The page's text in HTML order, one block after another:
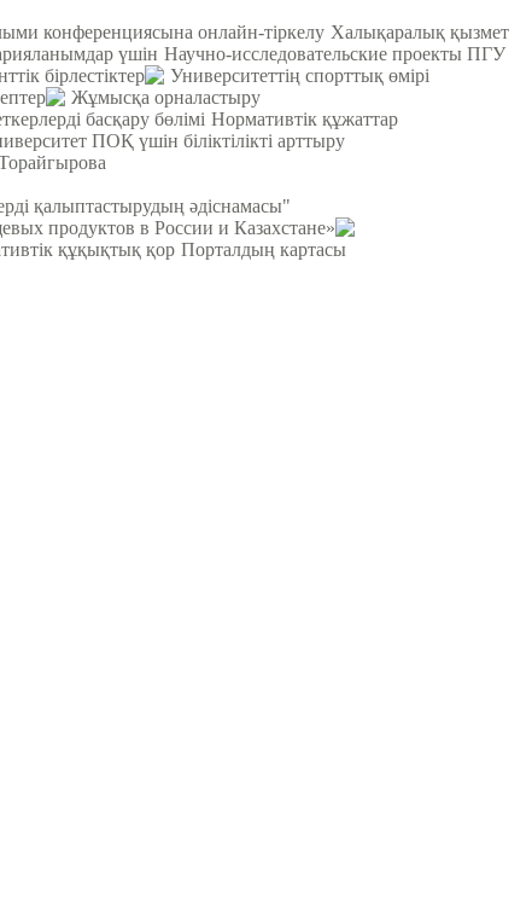
конференциясына онлайн-тіркелу Халықаралық қызмет
үшін Научно-исследовательские проекты ПГУ
бірлестіктер
Университеттің спорттық өмірі
Жұмысқа орналастыру
басқару бөлімі Нормативтік құжаттар
ПОҚ үшін біліктілікті арттыру
қалыптастырудың әдіснамасы"
продуктов в России и Казахстане»
құқықтық қор Порталдың картасы